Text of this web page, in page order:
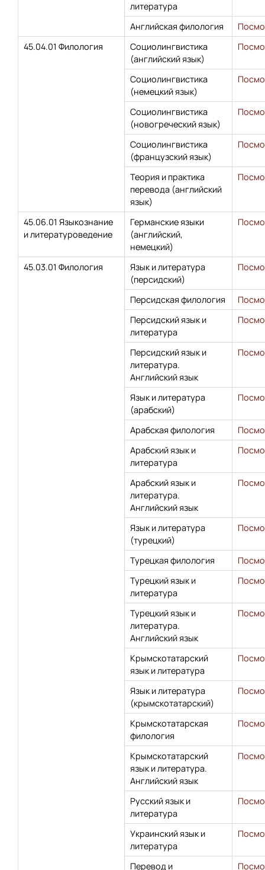
литература
Английская филология
45.04.01 Филология
Социолингвистика
(английский язык)
Социолингвистика
(немецкий язык)
Социолингвистика
(новогреческий язык)
Социолингвистика
(французский язык)
Теория и практика
перевода (английский
язык)
45.06.01 Языкознание
и литературоведение
Германские языки
(английский,
немецкий)
45.03.01 Филология
Язык и литература
(персидский)
Персидская филология
Персидский язык и
литература
Персидский язык и
литература.
Английский язык
Язык и литература
(арабский)
Арабская филология
Арабский язык и
литература
Арабский язык и
литература.
Английский язык
Язык и литература
(турецкий)
Турецкая филология
Турецкий язык и
литература
Турецкий язык и
литература.
Английский язык
Крымскотатарский
язык и литература
Язык и литература
(крымскотатарский)
Крымскотатарская
филология
Крымскотатарский
язык и литература.
Английский язык
Русский язык и
литература
Украинский язык и
литература
Перевод и